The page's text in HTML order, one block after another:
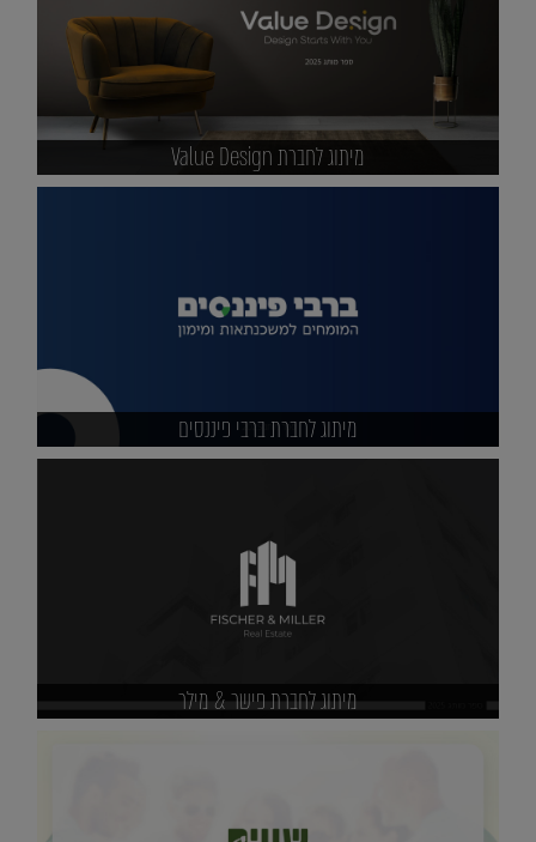
מיתוג לחברת Value Design
מיתוג לחברת ברבי פיננסים
מיתוג לחברת פישר & מילר